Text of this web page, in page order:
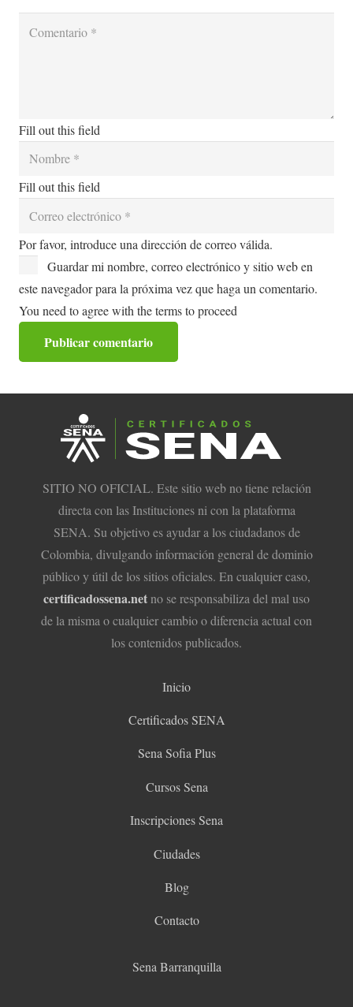
Fill out this field
Fill out this field
Por favor, introduce una dirección de correo válida.
Guardar mi nombre, correo electrónico y sitio web en
este navegador para la próxima vez que haga un comentario.
You need to agree with the terms to proceed
Publicar comentario
SITIO NO OFICIAL. Este sitio web no tiene relación
directa con las Instituciones ni con la plataforma
SENA. Su objetivo es ayudar a los ciudadanos de
Colombia, divulgando información general de dominio
público y útil de los sitios oficiales. En cualquier caso,
certificadossena.netno se responsabiliza del mal uso
de la misma o cualquier cambio o diferencia actual con
los contenidos publicados.
Inicio
Certificados SENA
Sena Sofia Plus
Cursos Sena
Inscripciones Sena
Ciudades
Blog
Contacto
Sena Barranquilla